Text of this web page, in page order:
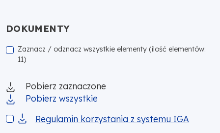
DOKUMENTY
Zaznacz / odznacz wszystkie elementy (ilość elementów:
11)
Pobierz zaznaczone
Pobierz wszystkie
Regulamin korzystania z systemu IGA
Regulamin korzystania z systemu IGA